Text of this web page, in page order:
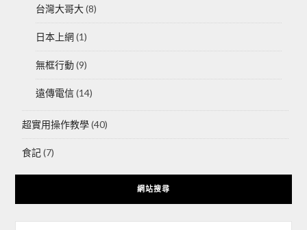
台灣大哥大(8)
日本上網(1)
無框行動(9)
遠傳電信(14)
超實用操作教學(40)
食記(7)
網站搜尋